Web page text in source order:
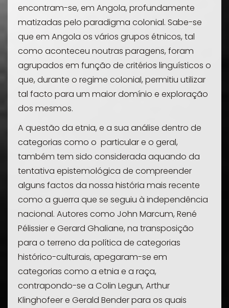
encontram-se, em Angola, profundamente
matizadas pelo paradigma colonial. Sabe-se
que em Angola os vários grupos étnicos, tal
como aconteceu noutras paragens, foram
agrupados em função de critérios linguísticos o
que, durante o regime colonial, permitiu utilizar
tal facto para um maior domínio e exploração
dos mesmos.
A questão da etnia, e a sua análise dentro de
categorias como o particular e o geral,
também tem sido considerada aquando da
tentativa epistemológica de compreender
alguns factos da nossa história mais recente
como a guerra que se seguiu à independência
nacional. Autores como John Marcum, René
Pélissier e Gerard Ghaliane, na transposição
para o terreno da política de categorias
histórico-culturais, apegaram-se em
categorias como a etnia e a raça,
contrapondo-se a Colin Legun, Arthur
Klinghofeer e Gerald Bender para os quais